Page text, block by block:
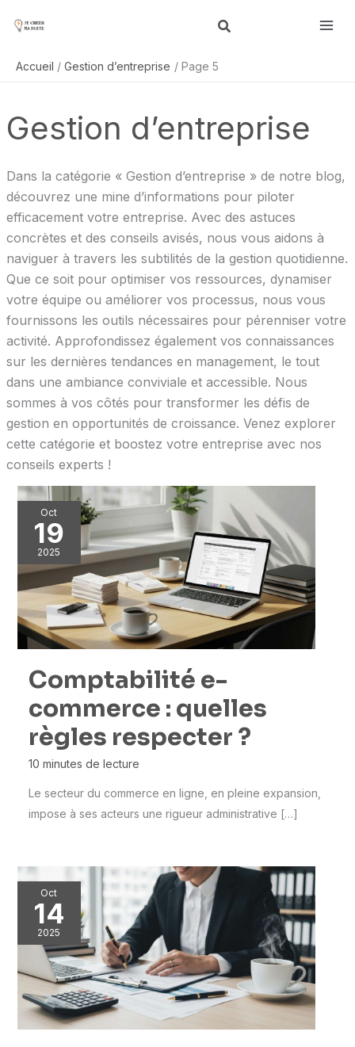
Accueil
Gestion d’entreprise Page 5
Gestion d’entreprise
Dans la catégorie « Gestion d’entreprise » de notre blog,
découvrez une mine d’informations pour piloter
efficacement votre entreprise. Avec des astuces
concrètes et des conseils avisés, nous vous aidons à
naviguer à travers les subtilités de la gestion quotidienne.
Que ce soit pour optimiser vos ressources, dynamiser
votre équipe ou améliorer vos processus, nous vous
fournissons les outils nécessaires pour pérenniser votre
activité. Approfondissez également vos connaissances
sur les dernières tendances en management, le tout
dans une ambiance conviviale et accessible. Nous
sommes à vos côtés pour transformer les défis de
gestion en opportunités de croissance. Venez explorer
cette catégorie et boostez votre entreprise avec nos
conseils experts !
Oct
19
2025
Comptabilité e-
commerce : quelles
règles respecter ?
10 minutes de lecture
Le secteur du commerce en ligne, en pleine expansion,
impose à ses acteurs une rigueur administrative […]
Oct
14
2025
e
r